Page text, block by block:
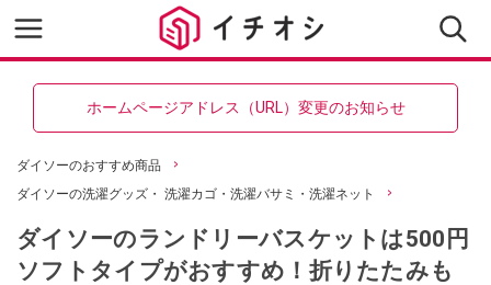
ホームページアドレス（URL）変更のお知らせ
ダイソーのおすすめ商品
ダイソーの洗濯グッズ・ 洗濯カゴ・洗濯バサミ・洗濯ネット
ダイソーのランドリーバスケットは500円
ソフトタイプがおすすめ！折りたたみも